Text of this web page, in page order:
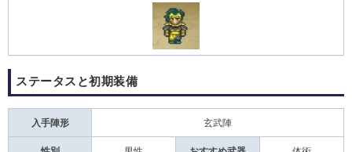
ステータスと初期装備
入手陣形 玄武陣